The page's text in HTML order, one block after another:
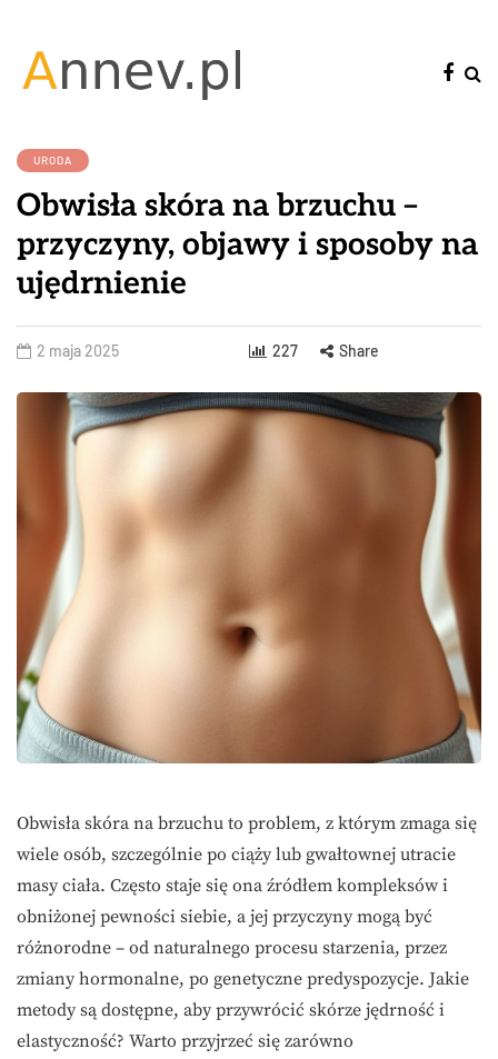
URODA
Obwisła skóra na brzuchu –
przyczyny, objawy i sposoby na
ujędrnienie
2 maja 2025 227 Share
Obwisła skóra na brzuchu to problem, z którym zmaga się
wiele osób, szczególnie po ciąży lub gwałtownej utracie
masy ciała. Często staje się ona źródłem kompleksów i
obniżonej pewności siebie, a jej przyczyny mogą być
różnorodne – od naturalnego procesu starzenia, przez
zmiany hormonalne, po genetyczne predyspozycje. Jakie
metody są dostępne, aby przywrócić skórze jędrność i
elastyczność? Warto przyjrzeć się zarówno